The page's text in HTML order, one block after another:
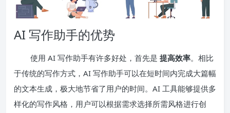
AI 写作助手的优势
使用 AI 写作助手有许多好处，首先是 提高效率。相比
于传统的写作方式，AI 写作助手可以在短时间内完成大篇幅
的文本生成，极大地节省了用户的时间。AI 工具能够提供多
样化的写作风格，用户可以根据需求选择所需风格进行创